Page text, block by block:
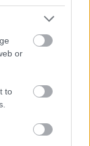
or
to